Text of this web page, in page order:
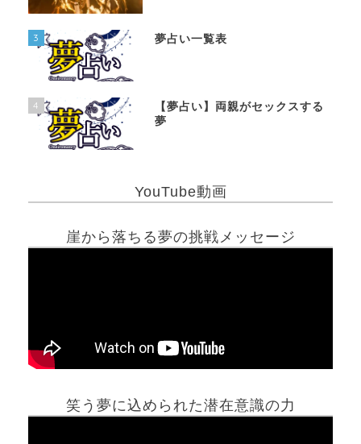
3 夢占い一覧表
4
【夢占い】両親がセックスする
夢
YouTube動画
崖から落ちる夢の挑戦メッセージ
笑う夢に込められた潜在意識の力